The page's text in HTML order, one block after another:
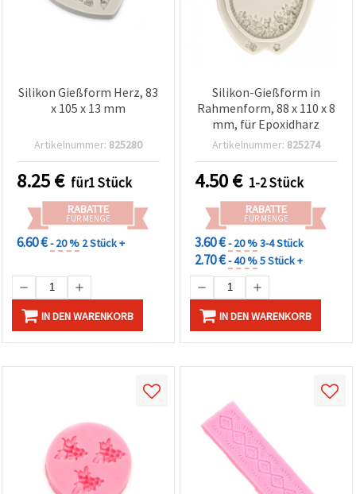
Silikon Gießform Herz, 83
x 105 x 13 mm
Artikelnummer: 825280
8.25€ für1 Stück
RABATTE
FÜR MENGE
6.60 €- 20 % 2 Stück +
IN DEN WARENKORB
Silikon-Gießform in
Rahmenform, 88 x 110 x 8
mm, für Epoxidharz
Artikelnummer: 825274
4.50€ 1-2 Stück
RABATTE
FÜR MENGE
3.60 €- 20 %3-4 Stück
2.70 €- 40 %5 Stück +
IN DEN WARENKORB